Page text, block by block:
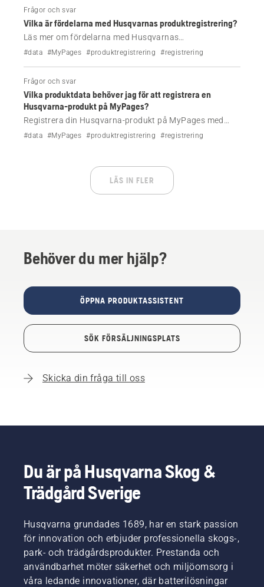
Frågor och svar
Vilka är fördelarna med Husqvarnas produktregistrering?
Läs mer om fördelarna med Husqvarnas
produktregistrering
#data #MyPages #produktregistrering #registrering
Frågor och svar
Vilka produktdata behöver jag för att registrera en
Husqvarna-produkt på MyPages?
Registrera din Husqvarna-produkt på MyPages med
produktnummerkod, serienummer eller Husqvarna-ID.
in på ditt MyPages-konto.
#data #MyPages #produktregistrering #registrering
LÄS IN FLER
Behöver du mer hjälp?
ÖPPNA PRODUKTASSISTENT
SÖK FÖRSÄLJNINGSPLATS
Skicka din fråga till oss
Du är på Husqvarna Skog &
Trädgård Sverige
Husqvarna grundades 1689, har en stark passion
för innovation och erbjuder professionella skogs-,
park- och trädgårdsprodukter. Prestanda och
användbarhet möter säkerhet och miljöomsorg i
våra ledande innovationer, där batterilösningar